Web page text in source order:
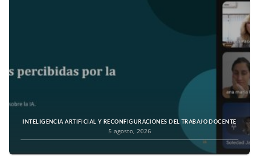
INTELIGENCIA ARTIFICIAL Y RECONFIGURACIONES DEL TRABAJO DOCENTE
5 agosto, 2026